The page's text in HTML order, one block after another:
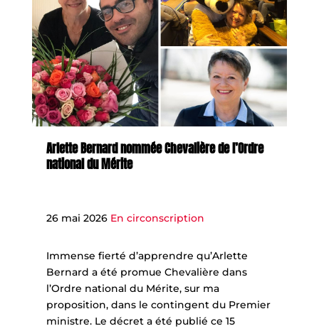
Arlette Bernard nommée Chevalière de l’Ordre
national du Mérite
26 mai 2026 En circonscription
Immense fierté d’apprendre qu’Arlette
Bernard a été promue Chevalière dans
l’Ordre national du Mérite, sur ma
proposition, dans le contingent du Premier
ministre. Le décret a été publié ce 15